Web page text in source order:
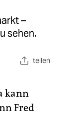
–
sehen.
teilen
kann
Fred